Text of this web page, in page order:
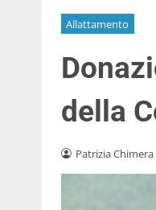
Allattamento
della
Patrizia Chimera